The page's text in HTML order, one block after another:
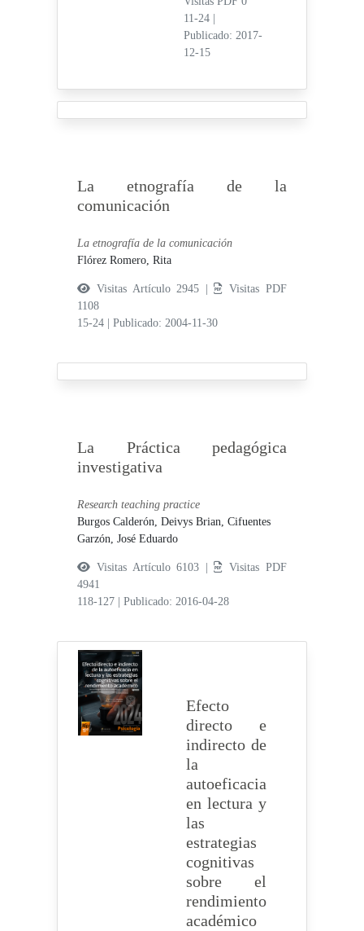
11-24
Publicado: 2017-
12-15
La etnografía de la
comunicación
La etnografía de la comunicación
Flórez Romero, Rita
Visitas Artículo 2945 |
Visitas PDF
1108
15-24
|Publicado: 2004-11-30
La Práctica pedagógica
investigativa
Research teaching practice
Burgos Calderón, Deivys Brian,Cifuentes
Garzón, José Eduardo
Visitas Artículo 6103 |
Visitas PDF
4941
118-127
|Publicado: 2016-04-28
Efecto
directo e
indirecto de
la
autoeficacia
en lectura y
las
estrategias
cognitivas
sobre el
rendimiento
académico